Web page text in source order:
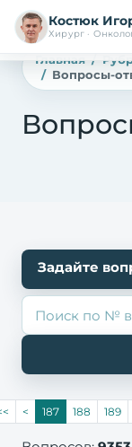
Костюк
Хирург ·
Главная
Вопросы-
Задайте
< 187 188 189